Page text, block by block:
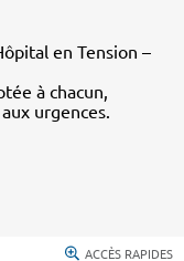
en Tension –
à chacun,
urgences.
ACCÈS RAPIDES